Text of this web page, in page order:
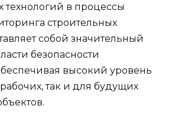
технологий в процессы
строительных
собой значительный
безопасности
высокий уровень
так и для будущих